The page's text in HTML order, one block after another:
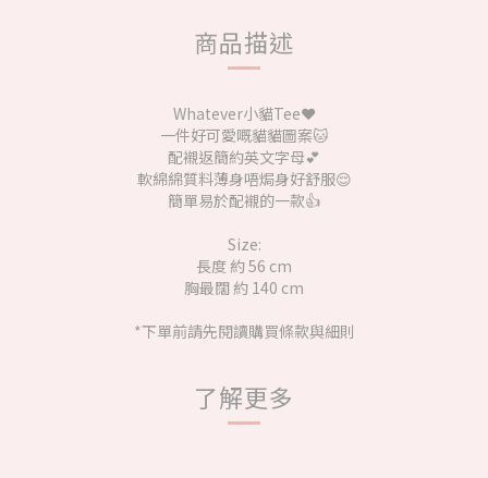
商品描述
Whatever小貓Tee❤️
一件好可愛嘅貓貓圖案🐱
配襯返簡約英文字母💕
軟綿綿質料薄身唔焗身好舒服😌
簡單易於配襯的一款👍
Size:
長度 約 56 cm
胸最闊 約 140 cm
*下單前請先閱讀購買條款與細則
了解更多